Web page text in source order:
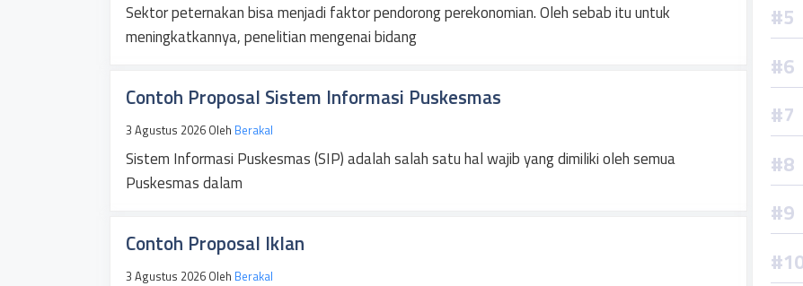
Sektor peternakan bisa menjadi faktor pendorong perekonomian. Oleh sebab itu untuk
meningkatkannya, penelitian mengenai bidang
Contoh Proposal Sistem Informasi Puskesmas
3 Agustus 2026 Oleh Berakal
Sistem Informasi Puskesmas (SIP) adalah salah satu hal wajib yang dimiliki oleh semua
Puskesmas dalam
Contoh Proposal Iklan
3 Agustus 2026 Oleh Berakal